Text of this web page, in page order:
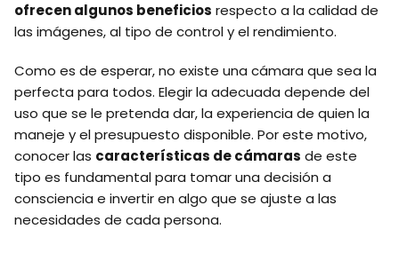
ofrecen algunos beneficios respecto a la calidad de
las imágenes, al tipo de control y el rendimiento.
Como es de esperar, no existe una cámara que sea la
perfecta para todos. Elegir la adecuada depende del
uso que se le pretenda dar, la experiencia de quien la
maneje y el presupuesto disponible. Por este motivo,
conocer las características de cámaras de este
tipo es fundamental para tomar una decisión a
consciencia e invertir en algo que se ajuste a las
necesidades de cada persona.